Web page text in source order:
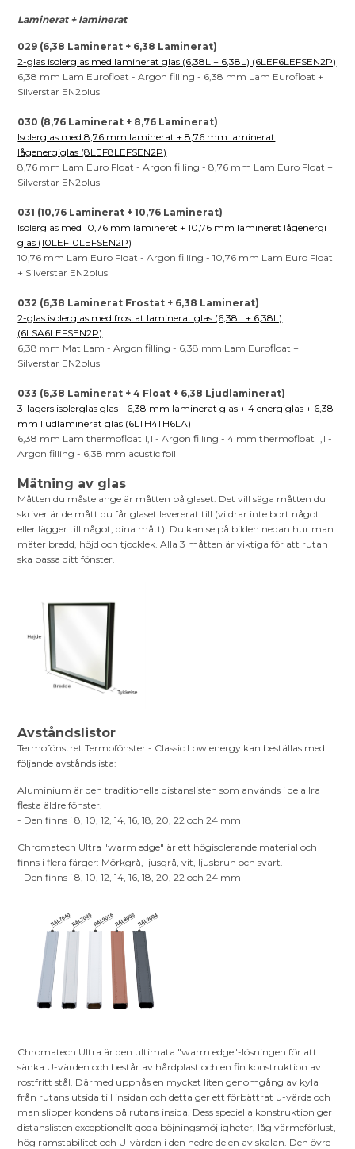
Laminerat + laminerat
029 (6,38 Laminerat + 6,38 Laminerat)
2-glas isolerglas med laminerat glas (6,38L + 6,38L) (6LEF6LEFSEN2P)
6,38 mm Lam Eurofloat - Argon filling - 6,38 mm Lam Eurofloat +
Silverstar EN2plus
030 (8,76 Laminerat + 8,76 Laminerat)
Isolerglas med 8,76 mm laminerat + 8,76 mm laminerat
lågenergiglas (8LEF8LEFSEN2P)
8,76 mm Lam Euro Float - Argon filling - 8,76 mm Lam Euro Float +
Silverstar EN2plus
031 (10,76 Laminerat + 10,76 Laminerat)
Isolerglas med 10,76 mm lamineret + 10,76 mm lamineret lågenergi
glas (10LEF10LEFSEN2P)
10,76 mm Lam Euro Float - Argon filling - 10,76 mm Lam Euro Float
+ Silverstar EN2plus
032 (6,38 Laminerat Frostat + 6,38 Laminerat)
2-glas isolerglas med frostat laminerat glas (6,38L + 6,38L)
(6LSA6LEFSEN2P)
6,38 mm Mat Lam - Argon filling - 6,38 mm Lam Eurofloat +
Silverstar EN2plus
033 (6,38 Laminerat + 4 Float + 6,38 Ljudlaminerat)
3-lagers isolerglas glas - 6,38 mm laminerat glas + 4 energiglas + 6,38
mm ljudlaminerat glas (6LTH4TH6LA)
6,38 mm Lam thermofloat 1,1 - Argon filling - 4 mm thermofloat 1,1 -
Argon filling - 6,38 mm acustic foil
Mätning av glas
Måtten du måste ange är måtten på glaset. Det vill säga måtten du
skriver är de mått du får glaset levererat till (vi drar inte bort något
eller lägger till något, dina mått). Du kan se på bilden nedan hur man
mäter bredd, höjd och tjocklek. Alla 3 måtten är viktiga för att rutan
ska passa ditt fönster.
Avståndslistor
Termofönstret Termofönster - Classic Low energy kan beställas med
följande avståndslista:
Aluminium är den traditionella distanslisten som används i de allra
flesta äldre fönster.
- Den finns i 8, 10, 12, 14, 16, 18, 20, 22 och 24 mm
Chromatech Ultra "warm edge" är ett högisolerande material och
finns i flera färger: Mörkgrå, ljusgrå, vit, ljusbrun och svart.
- Den finns i 8, 10, 12, 14, 16, 18, 20, 22 och 24 mm
Chromatech Ultra är den ultimata "warm edge"-lösningen för att
sänka U-värden och består av hårdplast och en fin konstruktion av
rostfritt stål. Därmed uppnås en mycket liten genomgång av kyla
från rutans utsida till insidan och detta ger ett förbättrat u-värde och
man slipper kondens på rutans insida. Dess speciella konstruktion ger
distanslisten exceptionellt goda böjningsmöjligheter, låg värmeförlust,
hög ramstabilitet och U-värden i den nedre delen av skalan. Den övre